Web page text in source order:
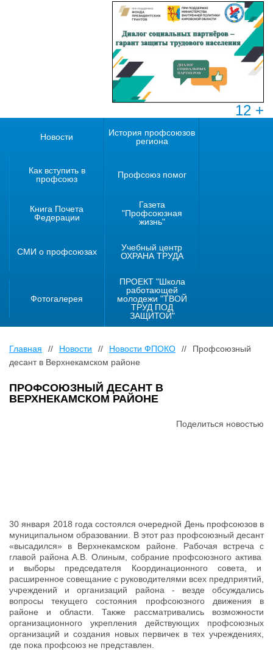
12 +
Новости
История профсоюзов
региона
Как вступить в
профсоюз
Профсоюз помог
Книга Почета
Федерации
Газета
"Профсоюзная
жизнь"
СМИ о профсоюзах
Учебный центр
ОХРАНА ТРУДА
Фотогалерея
ПРОЕКТ "Школа
работающей
молодежи "ТВОЙ
ТРУД ПОД
ЗАЩИТОЙ"
Главная // Новости // Новости ФПОКО //
Профсоюзный
десант в Верхнекамском районе
ПРОФСОЮЗНЫЙ ДЕСАНТ В
ВЕРХНЕКАМСКОМ РАЙОНЕ
Поделиться новостью
30 января 2018 года состоялся очередной День профсоюзов в
муниципальном образовании. В этот раз профсоюзный десант
«высадился» в Верхнекамском районе. Рабочая встреча с
главой района А.В. Олиным, собрание профсоюзного актива
и выборы председателя Координационного совета, и
расширенное совещание с руководителями всех предприятий,
учреждений и организаций района - везде обсуждались
вопросы текущего состояния профсоюзного движения в
районе и области. Также рассматривались возможности
организационного укрепления действующих профсоюзных
организаций и создания новых первичек в тех учреждениях,
где пока профсоюз не представлен.